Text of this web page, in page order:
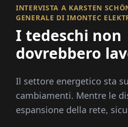
INTERVISTA A KARSTEN
GENERALE DI IMONTEC
I tedeschi non
dovrebbero
ripensarci di
Il settore energetico sta
cambiamenti. Mentre le
espansione della rete,